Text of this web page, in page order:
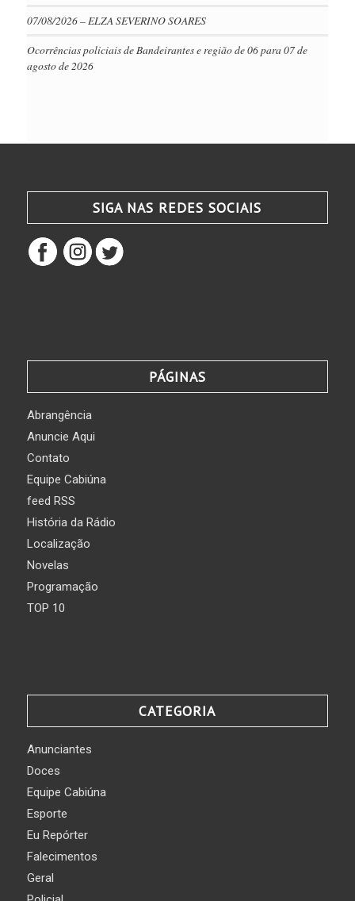
07/08/2026 – ELZA SEVERINO SOARES
Ocorrências policiais de Bandeirantes e região de 06 para 07 de
agosto de 2026
SIGA NAS REDES SOCIAIS
PÁGINAS
Abrangência
Anuncie Aqui
Contato
Equipe Cabiúna
feed RSS
História da Rádio
Localização
Novelas
Programação
TOP 10
CATEGORIA
Anunciantes
Doces
Equipe Cabiúna
Esporte
Eu Repórter
Falecimentos
Geral